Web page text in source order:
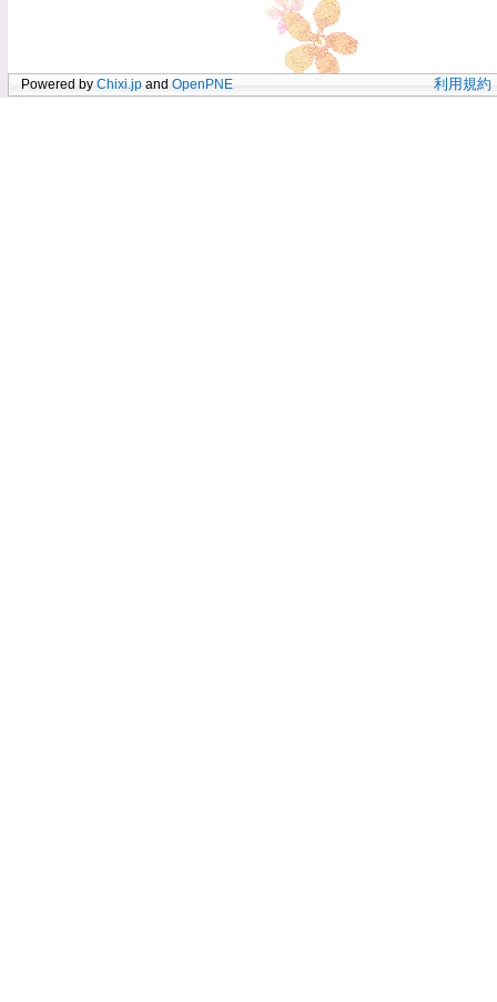
Powered by Chixi.jp and OpenPNE 利用規約